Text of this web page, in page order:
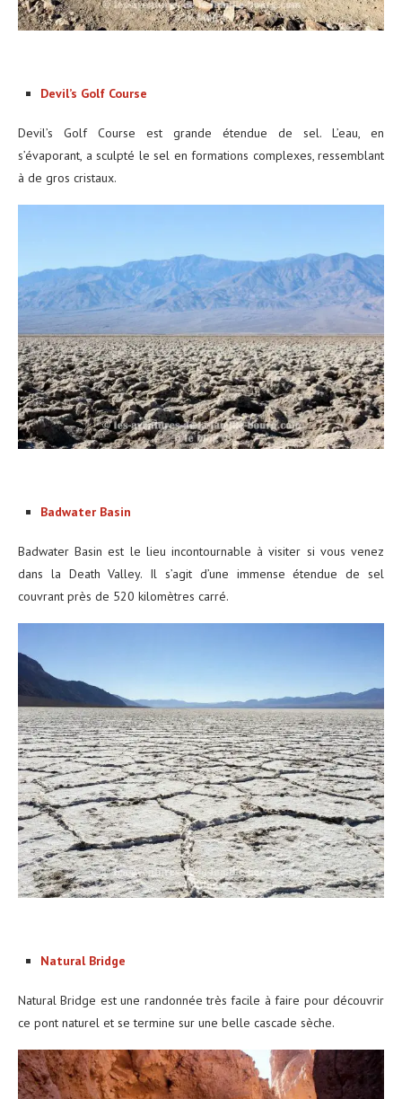
Devil’s Golf Course
Devil’s Golf Course est grande étendue de sel. L’eau, en
s’évaporant, a sculpté le sel en formations complexes, ressemblant
à de gros cristaux.
Badwater Basin
Badwater Basin est le lieu incontournable à visiter si vous venez
dans la Death Valley. Il s’agit d’une immense étendue de sel
couvrant près de 520 kilomètres carré.
Natural Bridge
Natural Bridge est une randonnée très facile à faire pour découvrir
ce pont naturel et se termine sur une belle cascade sèche.